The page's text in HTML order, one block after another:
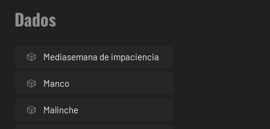
Dados
Mediasemana de impaciencia
Manco
Malinche